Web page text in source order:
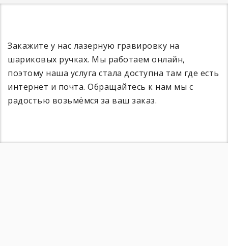
Закажите у нас лазерную гравировку на
шариковых ручках. Мы работаем онлайн,
поэтому наша услуга стала доступна там где есть
интернет и почта. Обращайтесь к нам мы с
радостью возьмёмся за ваш заказ.